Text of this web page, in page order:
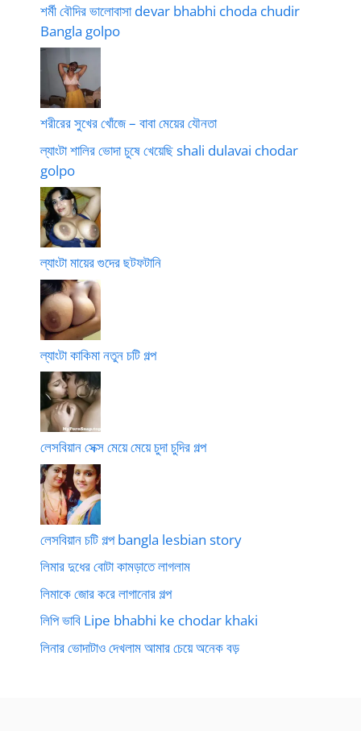
শর্মী বৌদির ভালোবাসা devar bhabhi choda chudir
Bangla golpo
শরীরের সুখের খোঁজে – বাবা মেয়ের যৌনতা
ল্যাংটা শালির ভোদা চুষে খেয়েছি shali dulavai chodar
golpo
ল্যাংটা মায়ের গুদের ছটফটানি
ল্যাংটা কাকিমা নতুন চটি গল্প
লেসবিয়ান সেক্স মেয়ে মেয়ে চুদা চুদির গল্প
লেসবিয়ান চটি গল্প bangla lesbian story
লিমার দুধের বোটা কামড়াতে লাগলাম
লিমাকে জোর করে লাগানোর গল্প
লিপি ভাবি Lipe bhabhi ke chodar khaki
লিনার ভোদাটাও দেখলাম আমার চেয়ে অনেক বড়